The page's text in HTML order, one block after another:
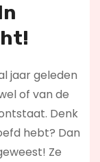
jaar geleden
of van de
Denk
hebt? Dan
Ze